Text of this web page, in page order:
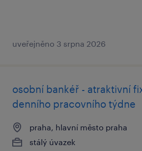
uveřejněno 3 srpna 2026
osobní bankéř - atraktivní
denního pracovního týdne
praha, hlavní město praha
stálý úvazek